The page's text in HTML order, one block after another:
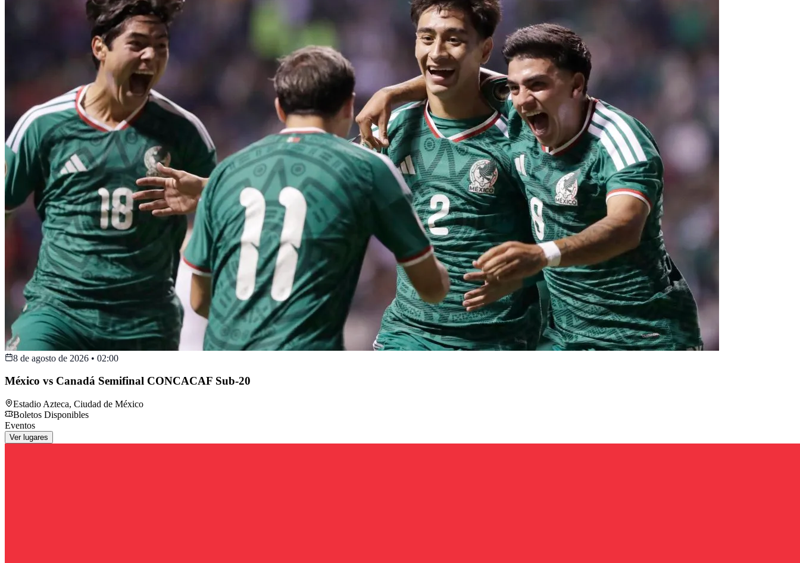
8 de agosto de 2026 • 02:00
México vs Canadá Semifinal CONCACAF Sub-20
Estadio Azteca, Ciudad de México
Boletos Disponibles
Eventos
Ver lugares